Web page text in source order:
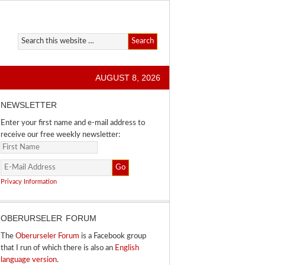
AUGUST 8, 2026
NEWSLETTER
Enter your first name and e-mail address to
receive our free weekly newsletter:
Privacy Information
OBERURSELER FORUM
The Oberurseler Forum is a Facebook group
that I run of which there is also an English
language version.